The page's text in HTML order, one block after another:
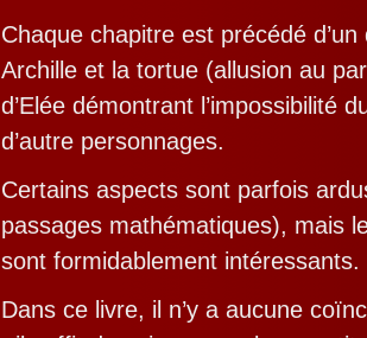
Chaque chapitre est précédé
Archille et la tortue (allusion au
d’Elée démontrant l’impossibilité
d’autre personnages.
Certains aspects sont parfois
passages mathématiques), mais
sont formidablement intéressants.
Dans ce livre, il n’y a aucune